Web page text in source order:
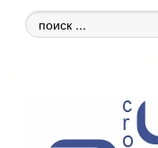
Поиск
по